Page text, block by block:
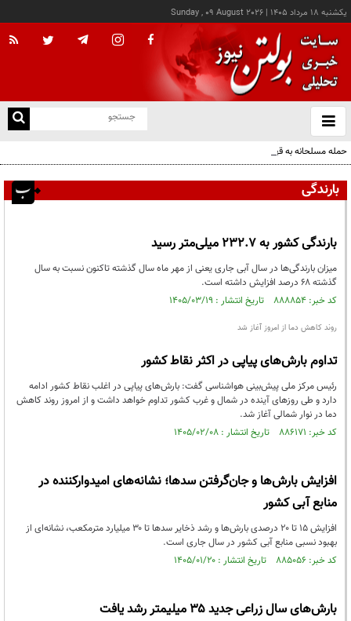
يکشنبه ۱۸ مرداد ۱۴۰۵ |
Sunday , 09 August 2026
باز
و
حمله مسلحانه به قهوه‌خانه‌ای در زاهدان؛ ۲ نفر جان باختند
بارندگی
بارندگی کشور به ۲۳۲.۷ میلی‌متر رسید
میزان بارندگی‌ها در سال آبی جاری یعنی از مهر ماه سال گذشته تاکنون نسبت به سال
گذشته ۶۸ درصد افزایش داشته است.
کد خبر: ۸۸۸۸۵۴ تاریخ انتشار : ۱۴۰۵/۰۳/۱۹
روند کاهش دما از امروز آغاز شد
تداوم بارش‌های پیاپی در اکثر نقاط کشور
رئیس مرکز ملی پیش‌بینی هواشناسی گفت: بارش‌های پیاپی در اغلب نقاط کشور ادامه
دارد و طی روزهای آینده در شمال و غرب کشور تداوم خواهد داشت و از امروز روند کاهش
دما در نوار شمالی آغاز شد.
کد خبر: ۸۸۶۱۷۱ تاریخ انتشار : ۱۴۰۵/۰۲/۰۸
افزایش بارش‌ها و جان‌گرفتن سدها؛ نشانه‌های امیدوارکننده در
منابع آبی کشور
افزایش ۱۵ تا ۲۰ درصدی بارش‌ها و رشد ذخایر سدها تا ۳۰ میلیارد مترمکعب، نشانه‌ای از
بهبود نسبی منابع آبی کشور در سال جاری است.
کد خبر: ۸۸۵۰۵۶ تاریخ انتشار : ۱۴۰۵/۰۱/۲۰
بارش‌های سال زراعی جدید ۳۵ میلیمتر رشد یافت